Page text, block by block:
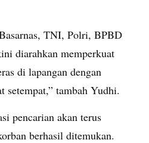
TNI, Polri, BPBD
diarahkan memperkuat
di lapangan dengan
setempat,” tambah Yudhi.
pencarian akan terus
berhasil ditemukan.